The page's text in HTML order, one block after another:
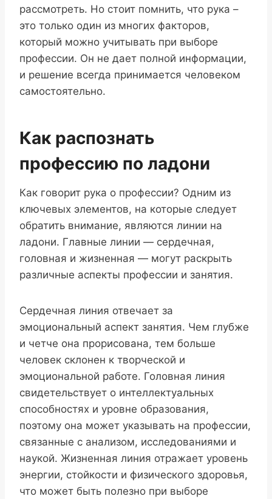
рассмотреть. Но стоит помнить, что рука –
это только один из многих факторов,
который можно учитывать при выборе
профессии. Он не дает полной информации,
и решение всегда принимается человеком
самостоятельно.
Как распознать
профессию по ладони
Как говорит рука о профессии? Одним из
ключевых элементов, на которые следует
обратить внимание, являются линии на
ладони. Главные линии — сердечная,
головная и жизненная — могут раскрыть
различные аспекты профессии и занятия.
Сердечная линия отвечает за
эмоциональный аспект занятия. Чем глубже
и четче она прорисована, тем больше
человек склонен к творческой и
эмоциональной работе. Головная линия
свидетельствует о интеллектуальных
способностях и уровне образования,
поэтому она может указывать на профессии,
связанные с анализом, исследованиями и
наукой. Жизненная линия отражает уровень
энергии, стойкости и физического здоровья,
что может быть полезно при выборе